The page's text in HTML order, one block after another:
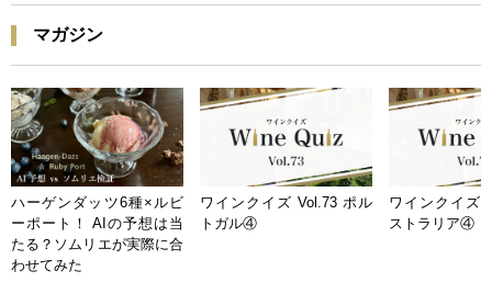
マガジン
ハーゲンダッツ6種×ルビ
ーポート！ AIの予想は当
たる？ソムリエが実際に合
わせてみた
ワインクイズ Vol.73 ポル
トガル④
ワインクイズ
ストラリア④